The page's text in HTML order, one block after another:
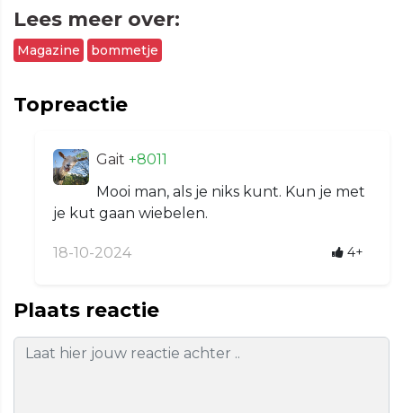
Lees meer over:
Magazine bommetje
Topreactie
Gait +8011
Mooi man, als je niks kunt. Kun je met
je kut gaan wiebelen.
18-10-2024 4+
Plaats reactie